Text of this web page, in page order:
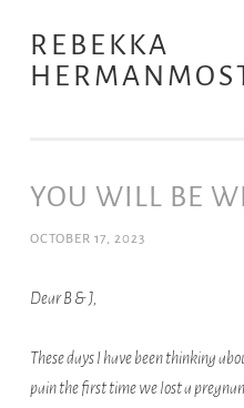
Skip
to
REBEKKA
YOU WILL BE
OCTOBER 17, 2023
Dear B &J,
These days I have been thinking
pain the first time we lost a